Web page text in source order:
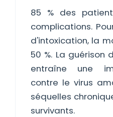
85 % des
complications.
d'intoxication, la
50 %. La guérison
entraîne une
contre le virus
séquelles
survivants.